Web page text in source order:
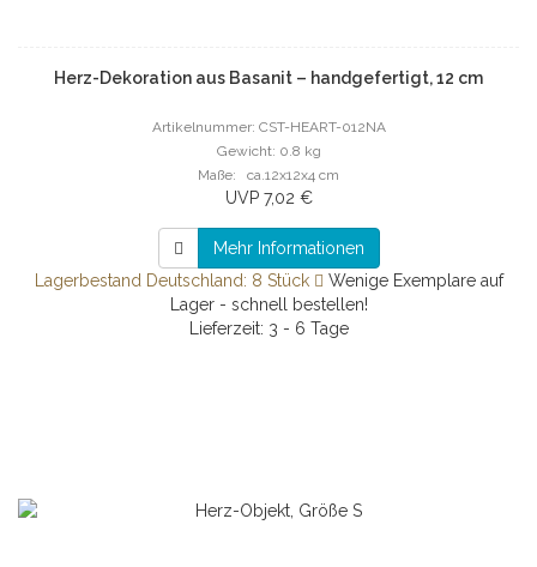
Herz-Dekoration aus Basanit – handgefertigt, 12 cm
Artikelnummer: CST-HEART-012NA
Gewicht: 0.8 kg
Maße: ca.12x12x4 cm
UVP 7,02 €
Mehr Informationen
Lagerbestand Deutschland: 8 Stück
Wenige Exemplare auf
Lager - schnell bestellen!
Lieferzeit: 3 - 6 Tage